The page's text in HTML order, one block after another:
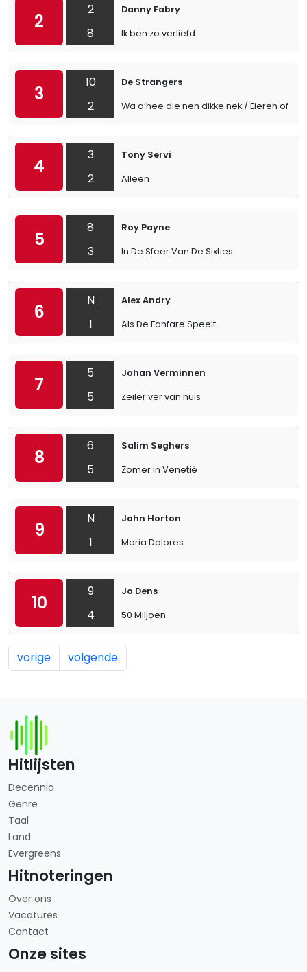
2
2
8
Danny Fabry
Ik ben zo verliefd
3
10
2
De Strangers
Wa d’hee die nen dikke nek / Eieren of
4
3
2
Tony Servi
Alleen
5
8
3
Roy Payne
In De Sfeer Van De Sixties
6
N
1
Alex Andry
Als De Fanfare Speelt
7
5
5
Johan Verminnen
Zeiler ver van huis
8
6
5
Salim Seghers
Zomer in Venetië
9
N
1
John Horton
Maria Dolores
10
9
4
Jo Dens
50 Miljoen
vorige volgende
Hitlijsten
Decennia
Genre
Taal
Land
Evergreens
Hitnoteringen
Over ons
Vacatures
Contact
Onze sites